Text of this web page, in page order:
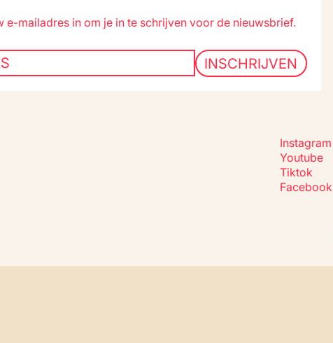
e-mailadres in om je in te schrijven voor de nieuwsbrief.
INSCHRIJVEN
Instagram
Youtube
Tiktok
Facebook